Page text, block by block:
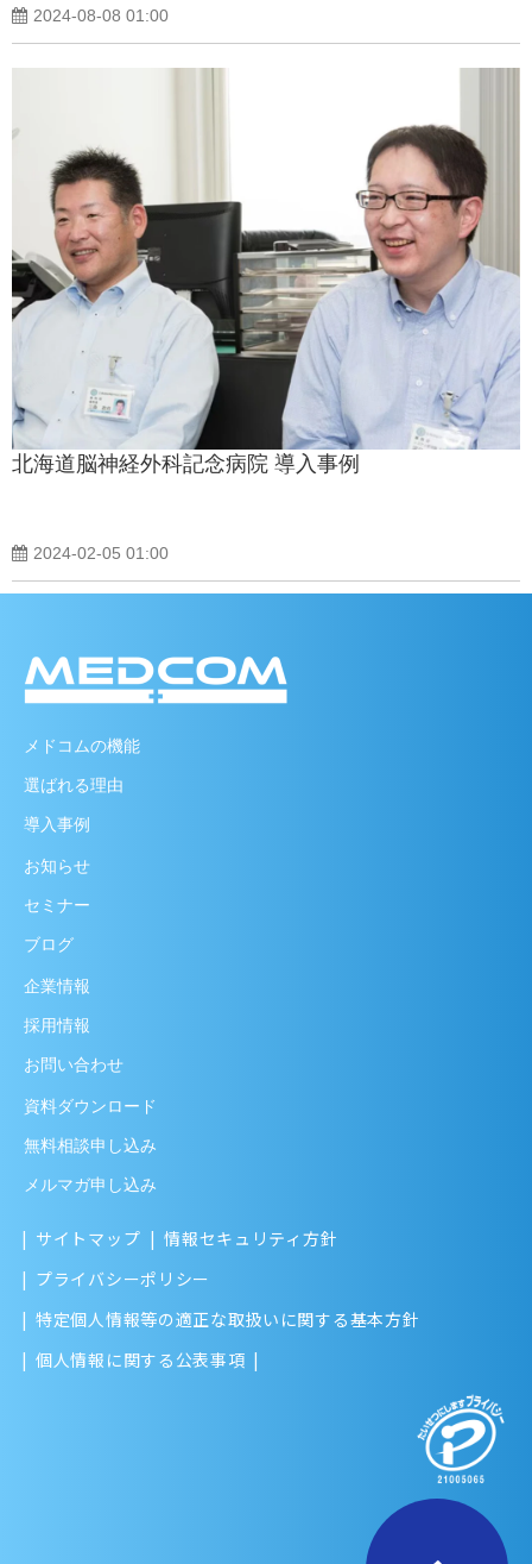
2024-08-08 01:00
北海道脳神経外科記念病院 導入事例
2024-02-05 01:00
メドコムの機能
選ばれる理由
導入事例
お知らせ
セミナー
ブログ
企業情報
採用情報
お問い合わせ
資料ダウンロード
無料相談申し込み
メルマガ申し込み
サイトマップ
情報セキュリティ方針
プライバシーポリシー
特定個人情報等の適正な取扱いに関する基本方針
個人情報に関する公表事項